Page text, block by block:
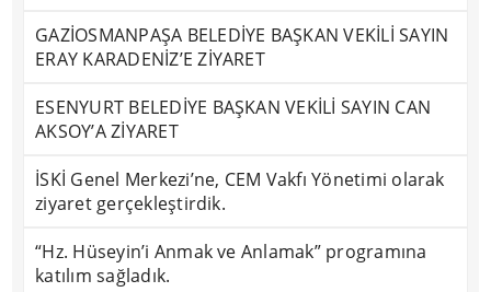
GAZİOSMANPAŞA BELEDİYE BAŞKAN VEKİLİ SAYIN
ERAY KARADENİZ’E ZİYARET
ESENYURT BELEDİYE BAŞKAN VEKİLİ SAYIN CAN
AKSOY’A ZİYARET
İSKİ Genel Merkezi’ne, CEM Vakfı Yönetimi olarak
ziyaret gerçekleştirdik.
“Hz. Hüseyin’i Anmak ve Anlamak” programına
katılım sağladık.